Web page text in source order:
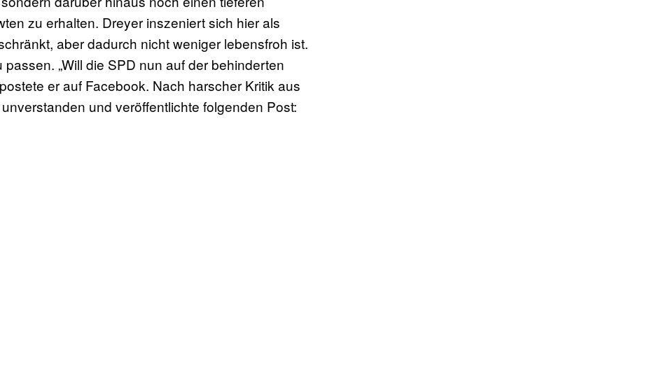
zu erhalten. Dreyer inszeniert sich hier als
aber dadurch nicht weniger lebensfroh ist.
„Will die SPD nun auf der behinderten
er auf Facebook. Nach harscher Kritik aus
und veröffentlichte folgenden Post: